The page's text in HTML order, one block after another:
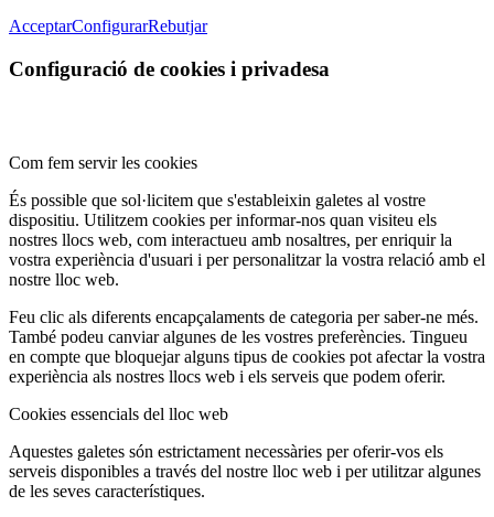
AcceptarConfigurarRebutjar
Configuració de cookies i privadesa
Com fem servir les cookies
És possible que sol·licitem que s'estableixin galetes al vostre
dispositiu. Utilitzem cookies per informar-nos quan visiteu els
nostres llocs web, com interactueu amb nosaltres, per enriquir la
vostra experiència d'usuari i per personalitzar la vostra relació amb el
nostre lloc web.
Feu clic als diferents encapçalaments de categoria per saber-ne més.
També podeu canviar algunes de les vostres preferències. Tingueu
en compte que bloquejar alguns tipus de cookies pot afectar la vostra
experiència als nostres llocs web i els serveis que podem oferir.
Cookies essencials del lloc web
Aquestes galetes són estrictament necessàries per oferir-vos els
serveis disponibles a través del nostre lloc web i per utilitzar algunes
de les seves característiques.